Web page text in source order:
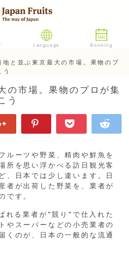
Language Booking
地と並ぶ東京最大の市場。果物のプ
う
の市場。果物のプロが集
う
ルーツや野菜、精肉や鮮魚を
所を思い浮かべる訪日観光客
、日本では少し違います。日
者が出荷した野菜を、業者が
です。
れる業者が”競り”で仕入れた
やスーパーなどの小売業者の
くのが、日本の一般的な流通